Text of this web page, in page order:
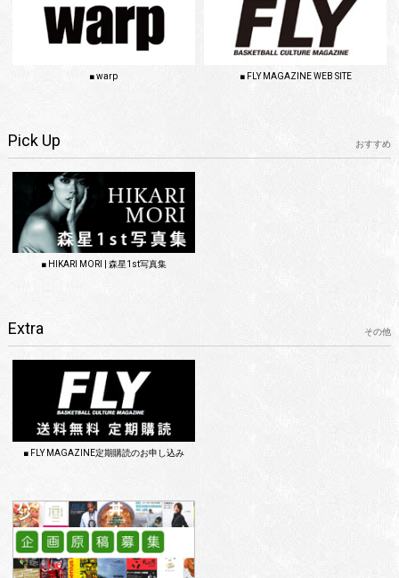
■ warp ■ FLY MAGAZINE WEB SITE
Pick Up おすすめ
■ HIKARI MORI | 森星1st写真集
Extra その他
■ FLY MAGAZINE定期購読のお申し込み